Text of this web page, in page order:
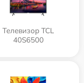
Телевизор TCL
40S6500